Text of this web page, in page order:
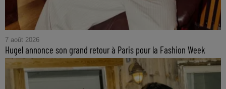
7 août 2026
Hugel annonce son grand retour à Paris pour la Fashion Week